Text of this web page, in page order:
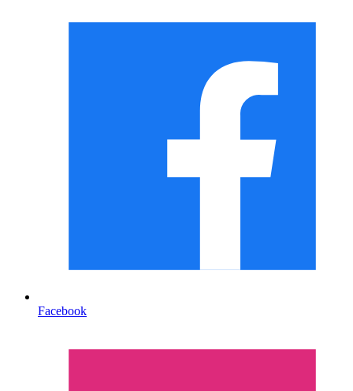
Facebook